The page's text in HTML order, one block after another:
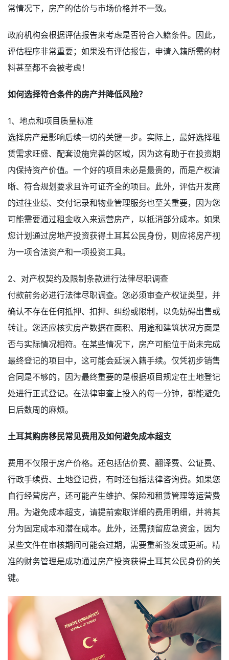
常情况下，房产的估价与市场价格并不一致。
政府机构会根据评估报告来考虑是否符合入籍条件。因此，
评估程序非常重要；如果没有评估报告，申请入籍所需的材
料甚至都不会被考虑！
如何选择符合条件的房产并降低风险？
1、地点和项目质量标准
选择房产是影响后续一切的关键一步。实际上，最好选择租
赁需求旺盛、配套设施完善的区域，因为这有助于在投资期
内保持资产价值。一个好的项目未必是最贵的，而是产权清
晰、符合规划要求且许可证齐全的项目。此外，评估开发商
的过往业绩、交付记录和物业管理服务也至关重要，因为您
可能需要通过租金收入来运营房产，以抵消部分成本。如果
您计划通过房地产投资获得土耳其公民身份，则应将房产视
为一项合法资产和一项投资工具。
2、对产权契约及限制条款进行法律尽职调查
付款前务必进行法律尽职调查。您必须审查产权证类型，并
确认不存在任何抵押、扣押、纠纷或限制，以免妨碍出售或
转让。您还应核实房产数据在面积、用途和建筑状况方面是
否与实际情况相符。在某些情况下，房产可能位于尚未完成
最终登记的项目中，这可能会延误入籍手续。仅凭初步销售
合同是不够的，因为最终重要的是根据项目规定在土地登记
处进行正式登记。在法律审查上投入的每一分钟，都能避免
日后数周的麻烦。
土耳其购房移民常见费用及如何避免成本超支
费用不仅限于房产价格。还包括估价费、翻译费、公证费、
行政手续费、土地登记费，有时还包括法律咨询费。如果您
自行经营房产，还可能产生维护、保险和租赁管理等运营费
用。为避免成本超支，请提前索取详细的费用明细，并将其
分为固定成本和潜在成本。此外，还需预留应急资金，因为
某些文件在审核期间可能会过期，需要重新签发或更新。精
准的财务管理是成功通过房产投资获得土耳其公民身份的关
键。